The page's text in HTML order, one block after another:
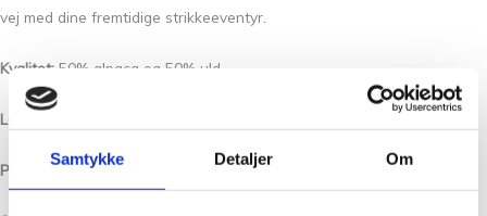
Samtykke Detaljer Om
vej med dine fremtidige strikkeeventyr.
Kvalitet: 50% alpaca og 50% uld
Løbelængde/Yardage:
Pinde /Needles:3 – 3 1/2 mm